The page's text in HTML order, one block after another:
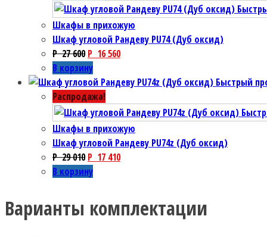
Шкафы в прихожую
Шкаф угловой Рандеву PU74 (Дуб оксид)
P27 600 P 16 560
В корзину
Быстрый
Распродажа!
Шкафы в прихожую
Шкаф угловой Рандеву PU74z (Дуб оксид)
P29 010 P 17 410
В корзину
Варианты комплектации